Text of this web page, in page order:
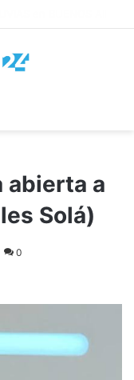
abierta a
Solá)
0